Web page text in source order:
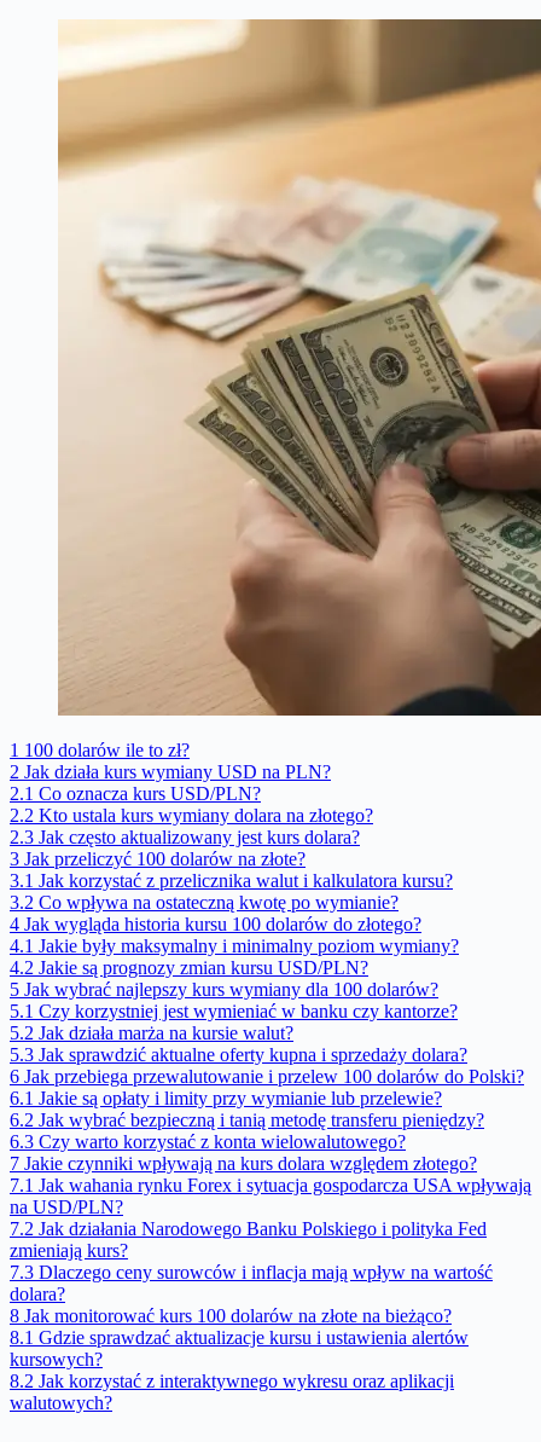
1 100 dolarów ile to zł?
2 Jak działa kurs wymiany USD na PLN?
2.1 Co oznacza kurs USD/PLN?
2.2 Kto ustala kurs wymiany dolara na złotego?
2.3 Jak często aktualizowany jest kurs dolara?
3 Jak przeliczyć 100 dolarów na złote?
3.1 Jak korzystać z przelicznika walut i kalkulatora kursu?
3.2 Co wpływa na ostateczną kwotę po wymianie?
4 Jak wygląda historia kursu 100 dolarów do złotego?
4.1 Jakie były maksymalny i minimalny poziom wymiany?
4.2 Jakie są prognozy zmian kursu USD/PLN?
5 Jak wybrać najlepszy kurs wymiany dla 100 dolarów?
5.1 Czy korzystniej jest wymieniać w banku czy kantorze?
5.2 Jak działa marża na kursie walut?
5.3 Jak sprawdzić aktualne oferty kupna i sprzedaży dolara?
6 Jak przebiega przewalutowanie i przelew 100 dolarów do Polski?
6.1 Jakie są opłaty i limity przy wymianie lub przelewie?
6.2 Jak wybrać bezpieczną i tanią metodę transferu pieniędzy?
6.3 Czy warto korzystać z konta wielowalutowego?
7 Jakie czynniki wpływają na kurs dolara względem złotego?
7.1 Jak wahania rynku Forex i sytuacja gospodarcza USA wpływają
na USD/PLN?
7.2 Jak działania Narodowego Banku Polskiego i polityka Fed
zmieniają kurs?
7.3 Dlaczego ceny surowców i inflacja mają wpływ na wartość
dolara?
8 Jak monitorować kurs 100 dolarów na złote na bieżąco?
8.1 Gdzie sprawdzać aktualizacje kursu i ustawienia alertów
kursowych?
8.2 Jak korzystać z interaktywnego wykresu oraz aplikacji
walutowych?